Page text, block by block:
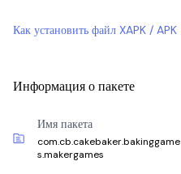
Как установить файл XAPK / APK
Информация о пакете
Имя пакета
com.cb.cakebaker.bakinggame
s.makergames